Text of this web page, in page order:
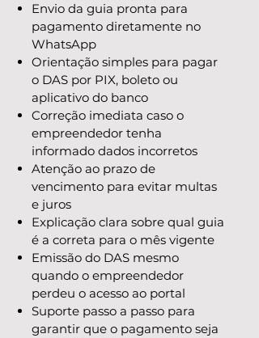
Envio da guia pronta para
pagamento diretamente no
WhatsApp
Orientação simples para pagar
o DAS por PIX, boleto ou
aplicativo do banco
Correção imediata caso o
empreendedor tenha
informado dados incorretos
Atenção ao prazo de
vencimento para evitar multas
e juros
Explicação clara sobre qual guia
é a correta para o mês vigente
Emissão do DAS mesmo
quando o empreendedor
perdeu o acesso ao portal
Suporte passo a passo para
garantir que o pagamento seja